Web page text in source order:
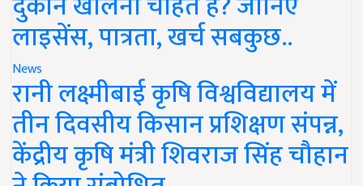
लाइसेंस, पात्रता, खर्च सबकुछ..
News
रानी लक्ष्मीबाई कृषि विश्वविद्यालय में
तीन दिवसीय किसान प्रशिक्षण संपन्न,
केंद्रीय कृषि मंत्री शिवराज सिंह चौहान